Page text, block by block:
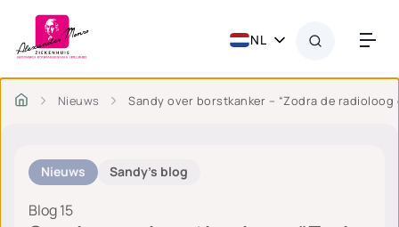
NL
Nieuws Sandy over borstkanker – “Zodra de
Nieuws Sandy's blog
Blog 15